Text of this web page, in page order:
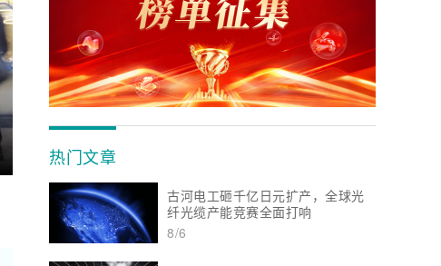
热门文章
古河电工砸千亿日元扩产，全球光
纤光缆产能竞赛全面打响
8/6